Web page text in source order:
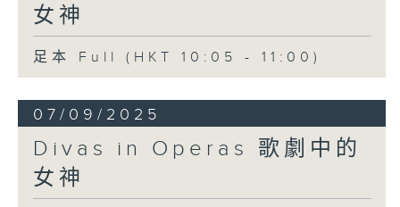
女神
足本 Full (HKT 10:05 - 11:00)
07/09/2025
Divas in Operas 歌劇中的
女神